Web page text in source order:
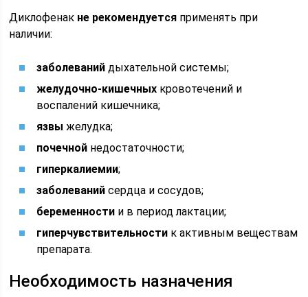
Диклофенак не рекомендуется применять при
наличии:
заболеваний дыхательной системы;
желудочно-кишечных кровотечений и
воспалений кишечника;
язвы желудка;
почечной недостаточности;
гиперкалиемии;
заболеваний сердца и сосудов;
беременности и в период лактации;
гиперчувствительности к активным веществам
препарата.
Необходимость назначения